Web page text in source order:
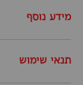
מידע נוסף
תנאי שימוש